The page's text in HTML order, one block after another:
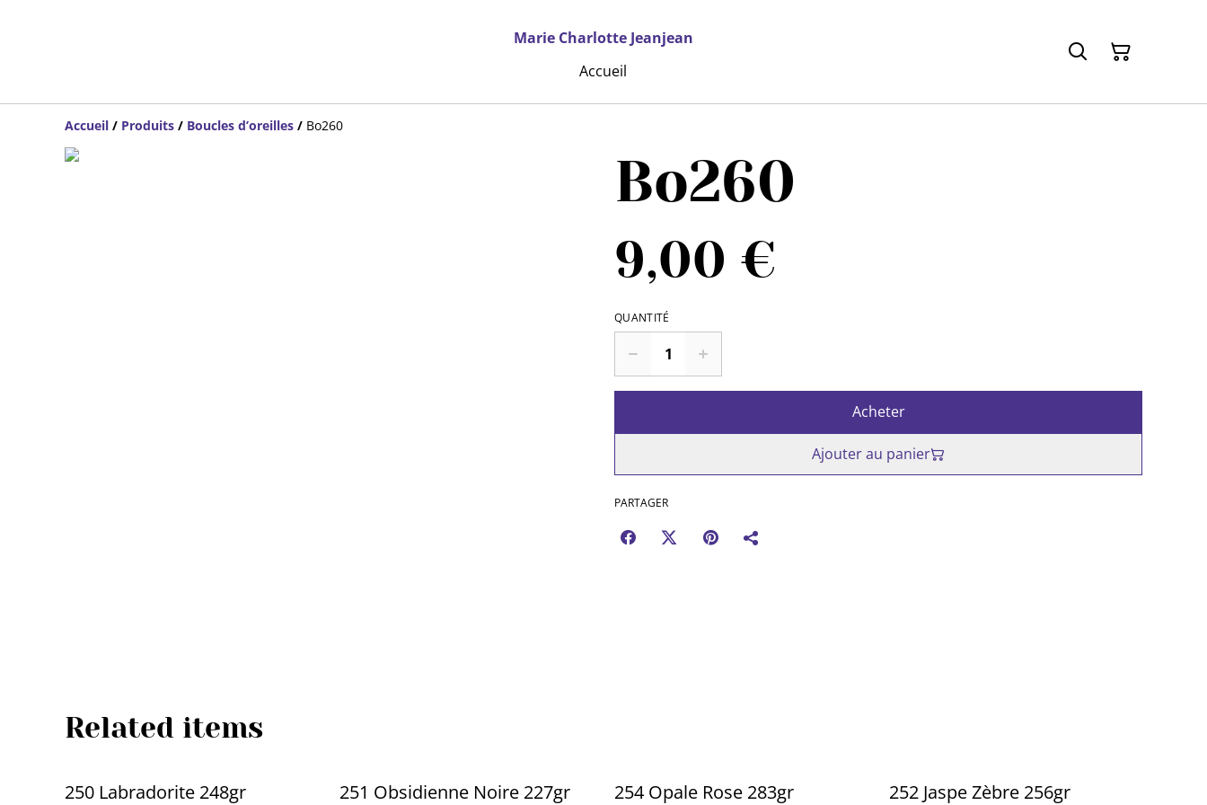
Marie Charlotte Jeanjean
Accueil
Accueil / Produits / Boucles d’oreilles / Bo260
Bo260
9,00 €
QUANTITÉ
Acheter
Ajouter au panier
PARTAGER
Related items
250 Labradorite 248gr 251 Obsidienne Noire 227gr 254 Opale Rose 283gr 252 Jaspe Zèbre 256gr